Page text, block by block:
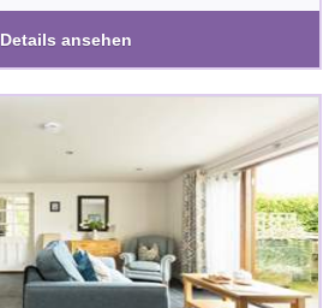
Details ansehen